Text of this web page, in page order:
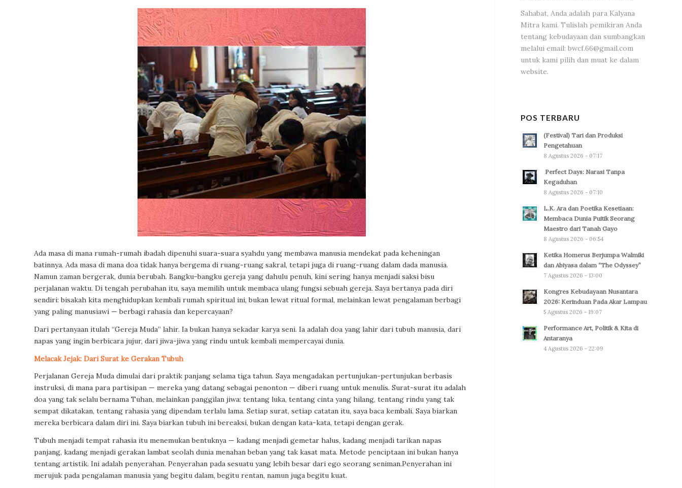
Ada masa di mana rumah-rumah ibadah dipenuhi suara-suara syahdu yang membawa manusia mendekat pada keheningan
batinnya. Ada masa di mana doa tidak hanya bergema di ruang-ruang sakral, tetapi juga di ruang-ruang dalam dada manusia.
Namun zaman bergerak, dunia berubah. Bangku-bangku gereja yang dahulu penuh, kini sering hanya menjadi saksi bisu
perjalanan waktu. Di tengah perubahan itu, saya memilih untuk membaca ulang fungsi sebuah gereja. Saya bertanya pada diri
sendiri: bisakah kita menghidupkan kembali rumah spiritual ini, bukan lewat ritual formal, melainkan lewat pengalaman berbagi
yang paling manusiawi — berbagi rahasia dan kepercayaan?
Dari pertanyaan itulah “Gereja Muda” lahir. Ia bukan hanya sekadar karya seni. Ia adalah doa yang lahir dari tubuh manusia, dari
napas yang ingin berbicara jujur, dari jiwa-jiwa yang rindu untuk kembali mempercayai dunia.
Melacak Jejak: Dari Surat ke Gerakan Tubuh
Perjalanan Gereja Muda dimulai dari praktik panjang selama tiga tahun. Saya mengadakan pertunjukan-pertunjukan berbasis
instruksi, di mana para partisipan — mereka yang datang sebagai penonton — diberi ruang untuk menulis. Surat-surat itu adalah
doa yang tak selalu bernama Tuhan, melainkan panggilan jiwa: tentang luka, tentang cinta yang hilang, tentang rindu yang tak
sempat dikatakan, tentang rahasia yang dipendam terlalu lama. Setiap surat, setiap catatan itu, saya baca kembali. Saya biarkan
mereka berbicara dalam diri ini. Saya biarkan tubuh ini bereaksi, bukan dengan kata-kata, tetapi dengan gerak.
Tubuh menjadi tempat rahasia itu menemukan bentuknya — kadang menjadi gemetar halus, kadang menjadi tarikan napas
panjang, kadang menjadi gerakan lambat seolah dunia menahan beban yang tak kasat mata. Metode penciptaan ini bukan hanya
tentang artistik. Ini adalah penyerahan. Penyerahan pada sesuatu yang lebih besar dari ego seorang seniman.Penyerahan ini
merujuk pada pengalaman manusia yang begitu dalam, begitu rentan, namun juga begitu kuat.
Sahabat, Anda adalah para Kalyana
Mitra kami. Tulislah pemikiran Anda
tentang kebudayaan dan sumbangkan
melalui email: bwcf.66@gmail.com
untuk kami pilih dan muat ke dalam
website.
POS TERBARU
(Festival) Tari dan Produksi
Pengetahuan
8 Agustus 2026 - 07:17
Perfect Days: Narasi Tanpa
Kegaduhan
8 Agustus 2026 - 07:10
L.K. Ara dan Poetika Kesetiaan:
Membaca Dunia Puitik Seorang
Maestro dari Tanah Gayo
8 Agustus 2026 - 06:54
Ketika Homerus Berjumpa Walmiki
dan Abiyasa dalam “The Odyssey”
7 Agustus 2026 - 13:00
Kongres Kebudayaan Nusantara
2026: Kerinduan Pada Akar Lampau
5 Agustus 2026 - 19:07
Performance Art, Politik & Kita di
Antaranya
4 Agustus 2026 - 22:09